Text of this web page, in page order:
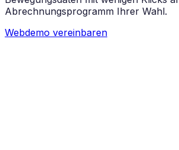
Abrechnungsprogramm Ihrer Wahl.
Webdemo vereinbaren